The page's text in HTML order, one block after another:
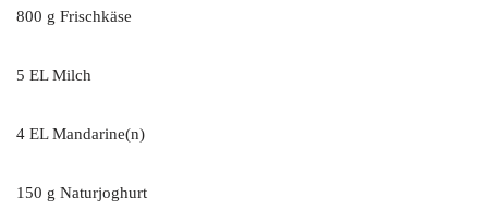
800 g Frischkäse
5 EL Milch
4 EL Mandarine(n)
150 g Naturjoghurt